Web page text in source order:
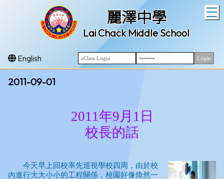
麗澤中學
Lai Chack Middle School
English
2011-09-01